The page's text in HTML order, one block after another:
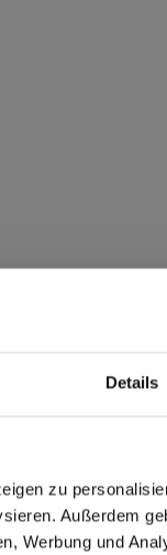
Details
zu
Außerdem
Werbung und
in
directly from